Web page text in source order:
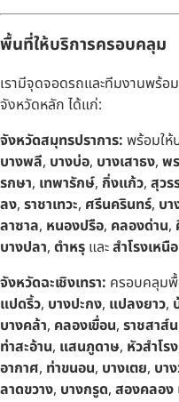
พื้นที่ให้บริการครอบคลุม
เรามีจุดจอดรถและทีมงานพร้
จังหวัดหลัก ได้แก่:
จังหวัดสมุทรปราการ: พร้อมให้
บางพลี, บางบ่อ, บางเสาธง, พ
รกษา, เทพารักษ์, กิ่งแก้ว, สุว
ลง, ราชาเทวะ, ศรีนครินทร์, บา
ลาซาล, หนองปรือ, คลองด่าน,
บางปลา, ตำหรุ และสำโรงเหนือ
จังหวัดฉะเชิงเทรา: ครอบคลุม
แปดริ้ว, บางปะกง, แปลงยาว,
บางคล้า, คลองเขื่อน, ราชสาส์น
ท่าสะอ้าน, แสนภูดาษ, หัวสำโรง
อากาศ, ท่าขนอน, บางเตย, บา
ลาดขวาง, บางกรูด, สองคลอง